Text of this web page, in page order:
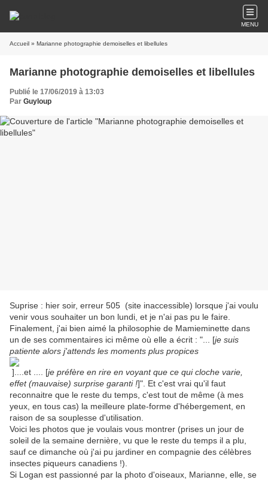
MENU
Accueil » Marianne photographie demoiselles et libellules
Marianne photographie demoiselles et libellules
Publié le 17/06/2019 à 13:03
Par Guyloup
Suprise : hier soir, erreur 505 (site inaccessible) lorsque j'ai voulu
venir vous souhaiter un bon lundi, et je n'ai pas pu le faire.
Finalement, j'ai bien aimé la philosophie de Mamieminette dans
un de ses commentaires ici même où elle a écrit : "... [je suis
patiente alors j'attends les moments plus propices
]....et .... [je préfère en rire en voyant que ce qui cloche varie,
effet (mauvaise) surprise garanti !]". Et c'est vrai qu'il faut
reconnaitre que le reste du temps, c'est tout de même (à mes
yeux, en tous cas) la meilleure plate-forme d'hébergement, en
raison de sa souplesse d'utilisation.
Voici les photos que je voulais vous montrer (prises un jour de
soleil de la semaine dernière, vu que le reste du temps il a plu,
sauf ce dimanche où j'ai pu jardiner en compagnie des célèbres
insectes piqueurs canadiens !).
Si Logan est passionné par la photo d'oiseaux, Marianne, elle, se